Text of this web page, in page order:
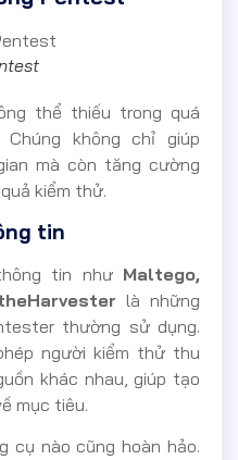
thể thiếu trong quá
không chỉ giúp
mà còn tăng cường
kiểm thử.
tin
tin như Maltego,
là những
thường sử dụng.
người kiểm thử thu
khác nhau, giúp tạo
mục tiêu.
cụ nào cũng hoàn hảo.